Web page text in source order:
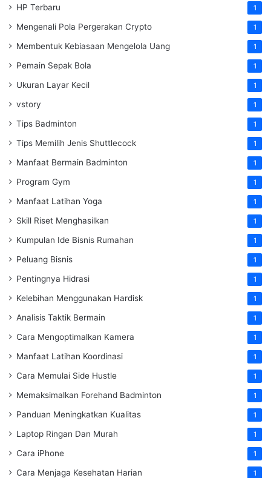
HP Terbaru 1
Mengenali Pola Pergerakan Crypto 1
Membentuk Kebiasaan Mengelola Uang 1
Pemain Sepak Bola 1
Ukuran Layar Kecil 1
vstory 1
Tips Badminton 1
Tips Memilih Jenis Shuttlecock 1
Manfaat Bermain Badminton 1
Program Gym 1
Manfaat Latihan Yoga 1
Skill Riset Menghasilkan 1
Kumpulan Ide Bisnis Rumahan 1
Peluang Bisnis 1
Pentingnya Hidrasi 1
Kelebihan Menggunakan Hardisk 1
Analisis Taktik Bermain 1
Cara Mengoptimalkan Kamera 1
Manfaat Latihan Koordinasi 1
Cara Memulai Side Hustle 1
Memaksimalkan Forehand Badminton 1
Panduan Meningkatkan Kualitas 1
Laptop Ringan Dan Murah 1
Cara iPhone 1
Cara Menjaga Kesehatan Harian 1